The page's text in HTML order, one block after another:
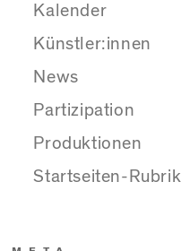
Kalender
Künstler:innen
News
Partizipation
Produktionen
Startseiten-Rubrik